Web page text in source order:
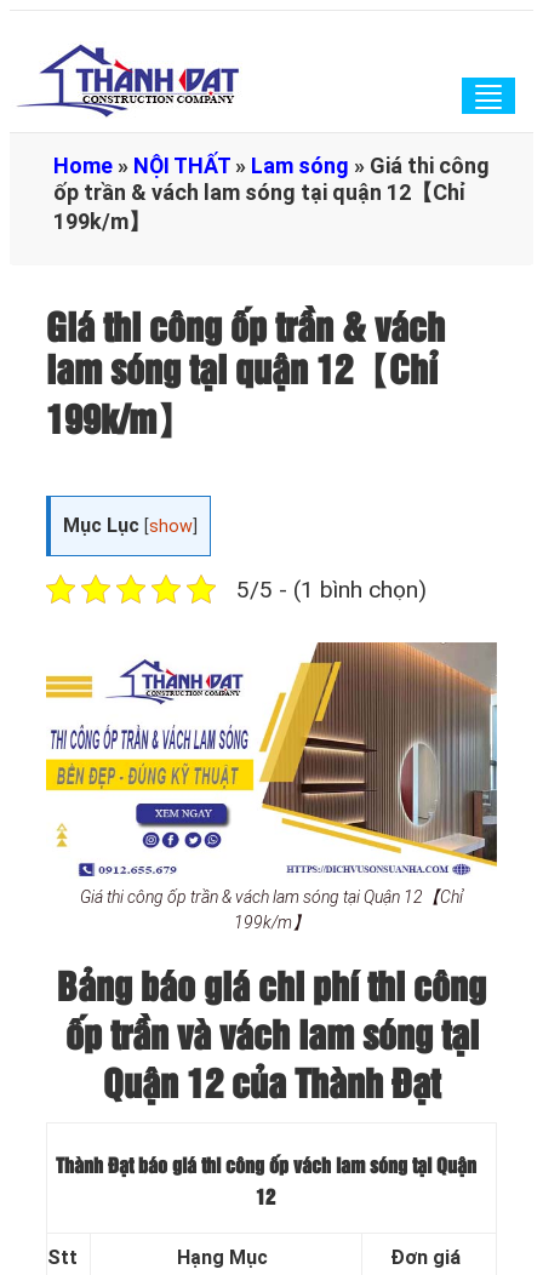
Home » NỘI THẤT » Lam sóng » Giá thi công
ốp trần & vách lam sóng tại quận 12【Chỉ
199k/m】
Giá thi công ốp trần & vách
lam sóng tại quận 12【Chỉ
199k/m】
Mục Lục [show
5/5 - (1 bình chọn)
Giá thi công ốp trần & vách lam sóng tại Quận 12【Chỉ
199k/m】
Bảng báo giá chi phí thi công
ốp trần và vách lam sóng tại
Quận 12 của Thành Đạt
Thành Đạt báo giá thi công ốp vách lam sóng tại Quận
12
Stt Hạng Mục Đơn giá